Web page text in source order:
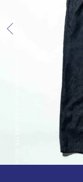
Online Store